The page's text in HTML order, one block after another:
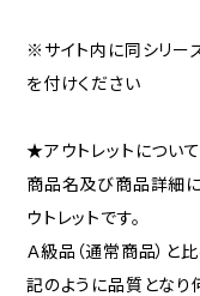
※サイト内に同シリー
を付けください
★アウトレットについて
商品名及び商品詳細に
ウトレットです。
Ａ級品（通常商品）と
記のように品質となり